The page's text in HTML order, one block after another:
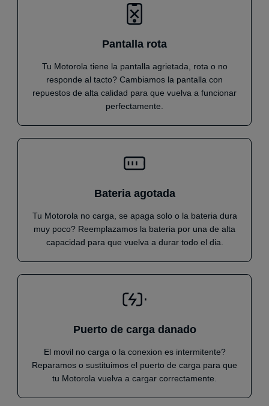
Pantalla rota
Tu Motorola tiene la pantalla agrietada, rota o no
responde al tacto? Cambiamos la pantalla con
repuestos de alta calidad para que vuelva a funcionar
perfectamente.
Bateria agotada
Tu Motorola no carga, se apaga solo o la bateria dura
muy poco? Reemplazamos la bateria por una de alta
capacidad para que vuelva a durar todo el dia.
Puerto de carga danado
El movil no carga o la conexion es intermitente?
Reparamos o sustituimos el puerto de carga para que
tu Motorola vuelva a cargar correctamente.